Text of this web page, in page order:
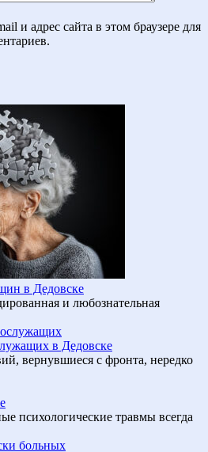
и адрес сайта в этом браузере для
в Дедовске
и любознательная
в Дедовске
вернувшиеся с фронта, нередко
психологические травмы всегда